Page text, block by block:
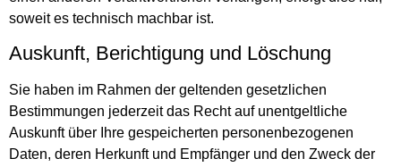
soweit es technisch machbar ist.
Auskunft, Berichtigung und Löschung
Sie haben im Rahmen der geltenden gesetzlichen
Bestimmungen jederzeit das Recht auf unentgeltliche
Auskunft über Ihre gespeicherten personenbezogenen
Daten, deren Herkunft und Empfänger und den Zweck der